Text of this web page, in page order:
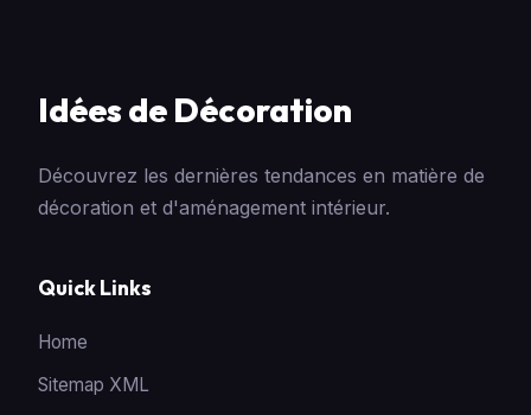
Idées de Décoration
Découvrez les dernières tendances en matière de
décoration et d'aménagement intérieur.
Quick Links
Home
Sitemap XML